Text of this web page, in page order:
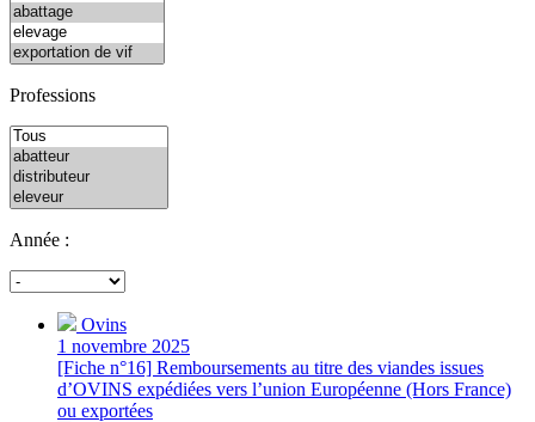
Professions
Année :
Ovins
1 novembre 2025
[Fiche n°16] Remboursements au titre des viandes issues
d’OVINS expédiées vers l’union Européenne (Hors France)
ou exportées